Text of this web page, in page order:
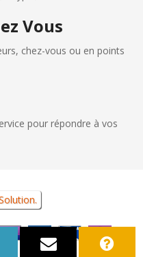
Vous
chez-vous ou en points
pour répondre à vos
.